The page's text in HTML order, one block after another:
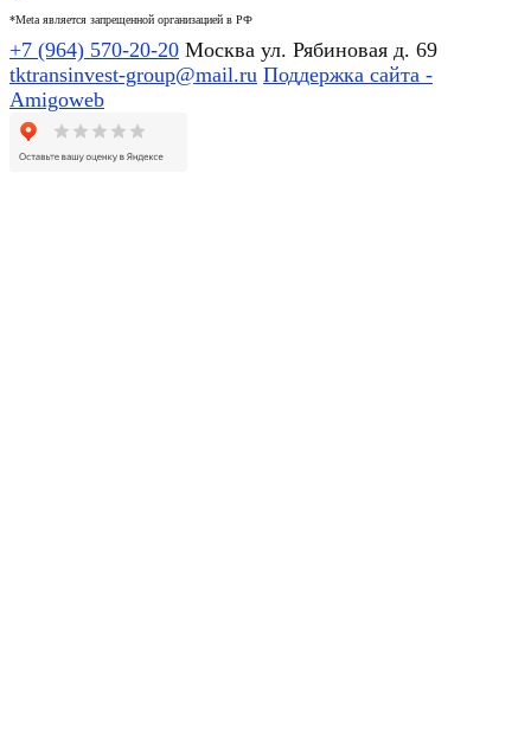
*Meta является запрещенной организацией в РФ
+7 (964) 570-20-20 Москва ул. Рябиновая д. 69
tktransinvest-group@mail.ru Поддержка сайта -
Amigoweb